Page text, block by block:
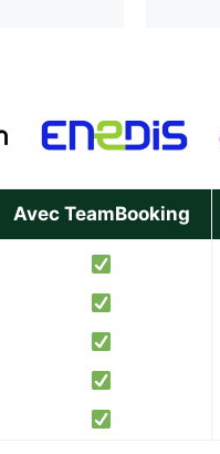
Avec TeamBooking